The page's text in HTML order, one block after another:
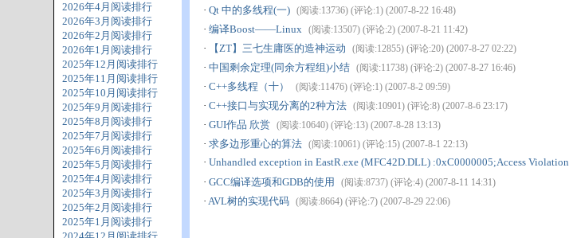
2026年4月阅读排行
2026年3月阅读排行
2026年2月阅读排行
2026年1月阅读排行
2025年12月阅读排行
2025年11月阅读排行
2025年10月阅读排行
2025年9月阅读排行
2025年8月阅读排行
2025年7月阅读排行
2025年6月阅读排行
2025年5月阅读排行
2025年4月阅读排行
2025年3月阅读排行
2025年2月阅读排行
2025年1月阅读排行
·Qt 中的多线程(一) (阅读:13736) (评论:1) (2007-8-22 16:48)
·编译Boost——Linux (阅读:13507) (评论:2) (2007-8-21 11:42)
·
【ZT】三七生庸医的造神运动 (阅读:12855) (评论:20) (2007-8-27 02:22)
·中国剩余定理(同余方程组)小结 (阅读:11738) (评论:2) (2007-8-27 16:46)
·C++多线程（十） (阅读:11476) (评论:1) (2007-8-2 09:59)
·C++接口与实现分离的2种方法 (阅读:10901) (评论:8) (2007-8-6 23:17)
·GUI作品 欣赏 (阅读:10640) (评论:13) (2007-8-28 13:13)
·求多边形重心的算法 (阅读:10061) (评论:15) (2007-8-1 22:13)
·Unhandled exception in EastR.exe (MFC42D.DLL) :0xC0000005;Access Violation
·GCC编译选项和GDB的使用 (阅读:8737) (评论:4) (2007-8-11 14:31)
·AVL树的实现代码 (阅读:8664) (评论:7) (2007-8-29 22:06)